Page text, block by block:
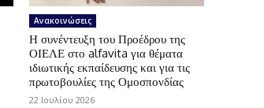
Ανακοινώσεις
Η συνέντευξη του Προέδρου της
ΟΙΕΛΕ στο alfavita για θέματα
ιδιωτικής εκπαίδευσης και για τις
πρωτοβουλίες της Ομοσπονδίας
22 Ιουλίου 2026